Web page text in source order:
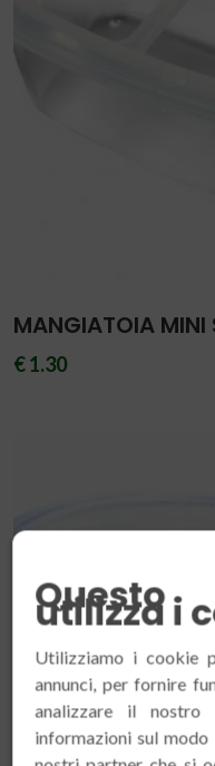
MANGIATOIA MINI
€ 1.30
utilizza i
Utilizziamo i cookie
annunci, per fornire
analizzare il nostro
informazioni sul